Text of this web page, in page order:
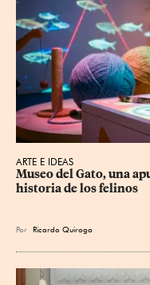
ARTE E IDEAS
Museo del Gato, una
historia de los felinos
Por Ricardo Quiroga